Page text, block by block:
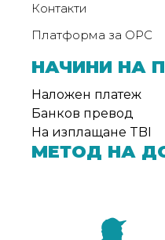
Контакти
Платформа за ОРС
НАЧИНИ НА
Наложен платеж
Банков превод
На изплащане TBI
МЕТОД НА